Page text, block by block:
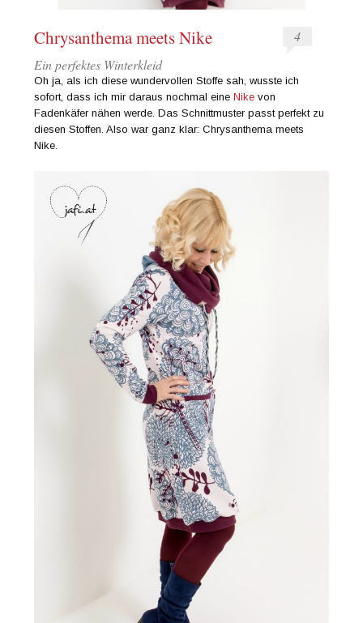
Chrysanthema meets Nike
4
Ein perfektes Winterkleid
Oh ja, als ich diese wundervollen Stoffe sah, wusste ich
sofort, dass ich mir daraus nochmal eineNike von
Fadenkäfer nähen werde. Das Schnittmuster passt perfekt zu
diesen Stoffen. Also war ganz klar: Chrysanthema meets
Nike.